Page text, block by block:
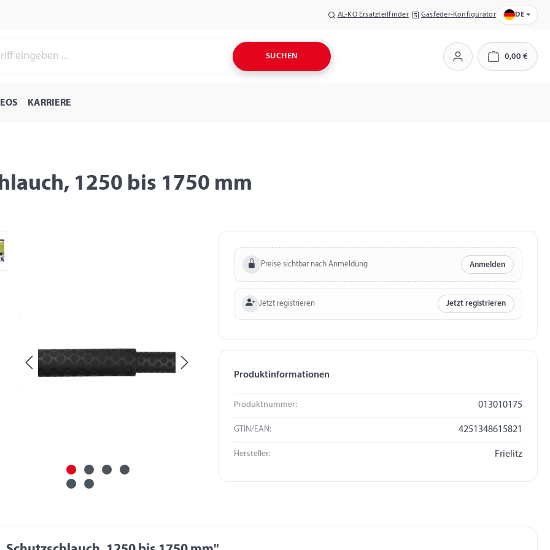
AL-KO Ersatzteilfinder Gasfeder-Konfigurator DE
SUCHEN 0,00 €
KARRIERE
1250 bis 1750 mm
Preise sichtbar nach Anmeldung Anmelden
Jetzt registrieren Jetzt registrieren
Produktinformationen
Produktnummer: 013010175
GTIN/EAN: 4251348615821
Hersteller: Frielitz